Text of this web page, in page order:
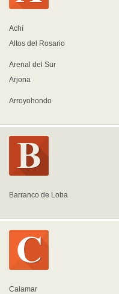
Achí
Altos del Rosario
Arenal del Sur
Arjona
Arroyohondo
Barranco de Loba
Calamar